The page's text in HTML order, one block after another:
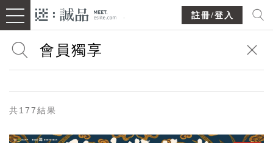
註冊/登入
共177結果